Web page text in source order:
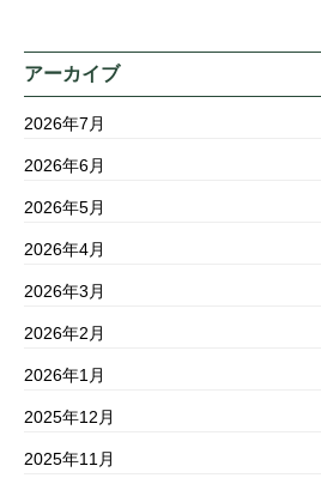
アーカイブ
2026年7月
2026年6月
2026年5月
2026年4月
2026年3月
2026年2月
2026年1月
2025年12月
2025年11月